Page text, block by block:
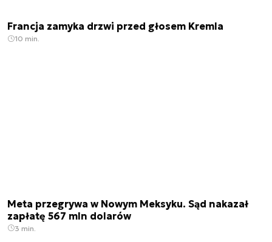
Francja zamyka drzwi przed głosem Kremla
10 min.
Meta przegrywa w Nowym Meksyku. Sąd nakazał
zapłatę 567 mln dolarów
3 min.